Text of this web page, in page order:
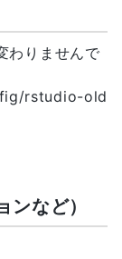
わりませんで
rstudio-old
など）